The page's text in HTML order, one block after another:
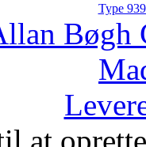
Type
Bøgh
at